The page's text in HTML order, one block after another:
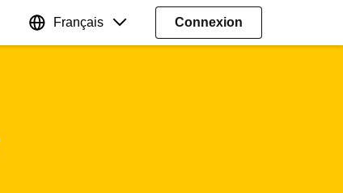
Français Connexion